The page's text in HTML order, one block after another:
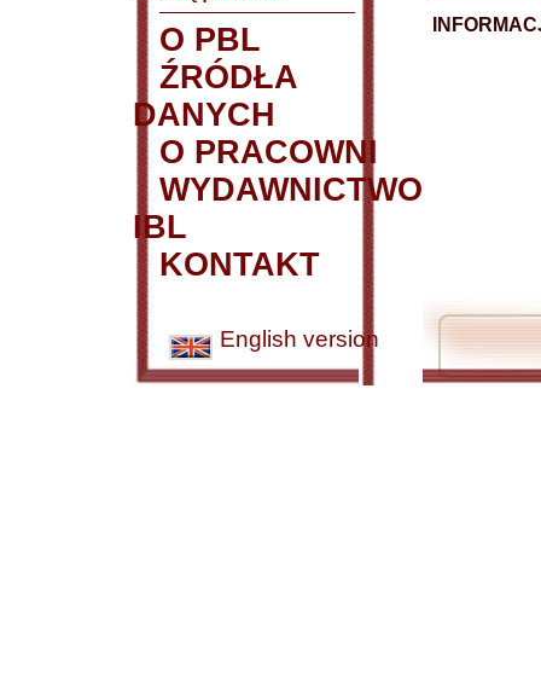
O PBL
ŹRÓDŁA
DANYCH
O PRACOWNI
WYDAWNICTWO
IBL
KONTAKT
English version